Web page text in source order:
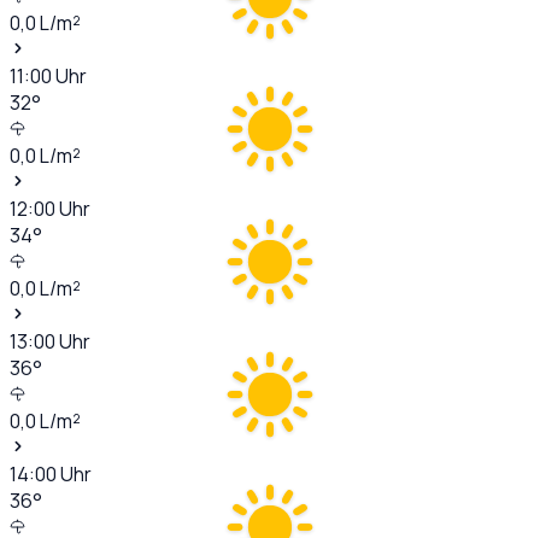
0,0L/m²
11:00Uhr
32°
0,0L/m²
12:00Uhr
34°
0,0L/m²
13:00Uhr
36°
0,0L/m²
14:00Uhr
36°